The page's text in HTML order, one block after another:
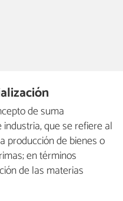
de suma
que se refiere al
producción de bienes o
en términos
de las materias